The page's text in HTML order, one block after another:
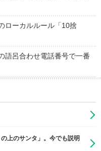
ローカルルール「10捨
語呂合わせ電話番号で一番
上のサンタ」。今でも説明